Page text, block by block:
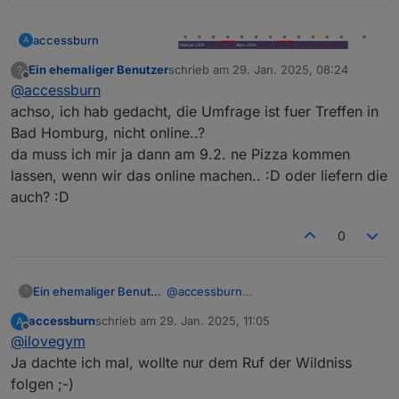
A accessburn
Vorschlag:
? Ein ehemaliger Benutzerschrieb am 29. Jan. 2025, 08:24
zuletzt editiert von
@accessburn
achso, ich hab gedacht, die Umfrage ist fuer Treffen in
Bad Homburg, nicht online..?
da muss ich mir ja dann am 9.2. ne Pizza kommen
lassen, wenn wir das online machen.. :D oder liefern die
auch? :D
0
? Ein ehemaliger Benutzer @accessburn
ist fuer Treffen in Bad Homburg, nicht
da muss ich mir ja dann am 9.2. ne
A
Offline
accessburnschrieb am 29. Jan. 2025, 11:05
zuletzt editiert von
@ilovegym
Ja dachte ich mal, wollte nur dem Ruf der Wildniss
folgen ;-)